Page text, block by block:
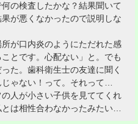
の検査したかな？結果聞いて
が悪くなかったので説明しな
が口内炎のようにただれた感
とです。心配ない」と。でも
た。歯科衛生士の友達に聞く
ゃない！って。それって…
人が小さい子供を見ててくれ
は相性合わなかったみたい…